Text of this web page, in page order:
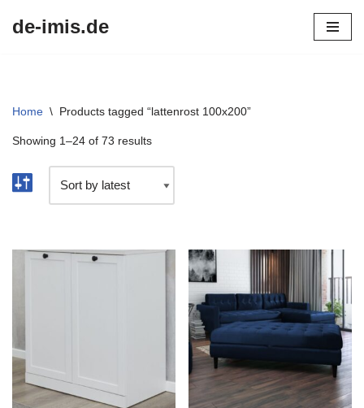
de-imis.de
Home \ Products tagged “lattenrost 100x200”
Showing 1–24 of 73 results